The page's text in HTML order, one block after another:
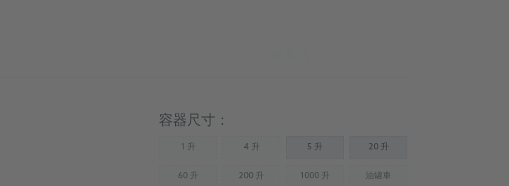
容器尺寸：
1 升(Not available) 4 升(Not available) 5 升 20 升
60 升(Not available)200 升(Not available)1000 升(Not available)油罐車(Not available)